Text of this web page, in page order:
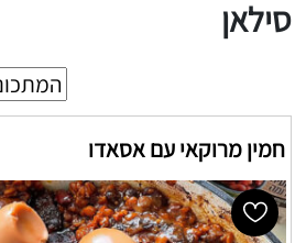
סילאן
חמין מרוקאי עם אסאדו